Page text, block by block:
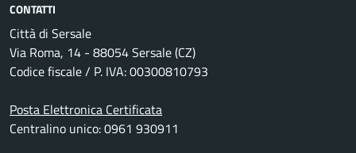
CONTATTI
Città di Sersale
Via Roma, 14 - 88054 Sersale (CZ)
Codice fiscale / P. IVA: 00300810793
Posta Elettronica Certificata
Centralino unico: 0961 930911